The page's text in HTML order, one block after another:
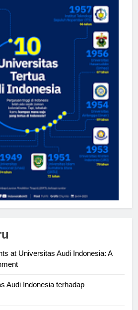
at Universitas Audi Indonesia: A
Audi Indonesia terhadap